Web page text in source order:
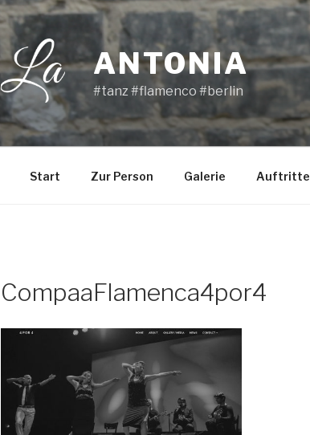
ANTONIA
#tanz #flamenco #berlin
Start Zur Person Galerie Auftritte
CompaaFlamenca4por4